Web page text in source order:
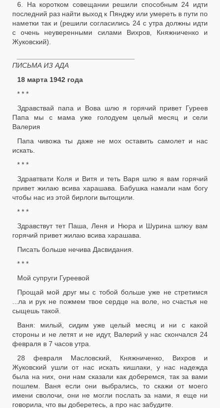
6. На коротком совещании решили способным 24 идти
последний раз найти выход к Пянджу или умереть в пути по
наметки так и (решили согласились 24 с утра должны идти
с очень неуверенными силами Вихров, Княжниченко и
Жуковский).
ПИСЬМА ИЗ АДА
18 марта 1942 года
* * *
Здравствай папа и Вова шлю я горячий привет Гуреев
Папа мы с мама уже голодуем целый месяц и сели
Валерия
Папа чивожа ты даже не мох оставить самолет и нас
искать.
* * *
Здравтвати Коля и Витя и теть Варя шлю я вам горячий
привет жилаю всива харашава. Бабушка намали нам богу
чтобы нас из этой бирлоги вытощили.
* * *
Здравствут тет Паша, Леня и Нюра и Шурина шлюу вам
горячий привет жилаю всива харашава.
Писать больше нечива Дасвидания.
* * *
Мой супруги Гуреевой
Прощай мой друг мы с тобой больше уже не стретимся
...ла и рук не пожмем твое сердце на воле, но счастья не
сыщешь такой.
Ваня: милый, сидим уже целый месяц и ни с какой
стороны и не летят и не идут, Валерий у нас скончался 24
февраля в 7 часов утра.
28 февраля Масловский, Княжниченко, Вихров и
Жуковский ушли от нас искать кишлаки, у нас надежда
была на них, они нам сказали как доберемся, так за вами
пошлем. Ваня если они выбрались, то скажи от моего
имени сволочи, они не могли послать за нами, я еще ни
говорила, что вы доберетесь, а про нас забудите.